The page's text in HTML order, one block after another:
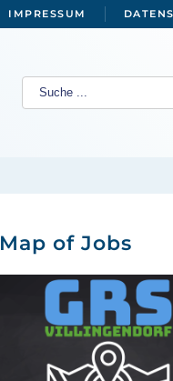
IMPRESSUM
Map of Jobs